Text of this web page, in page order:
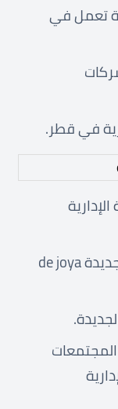
تعمل في
في قطر.
بالعاصمة الإدارية
مـول دي جويا العاصمة الإدارية الجديدة de joya
المجتمعات